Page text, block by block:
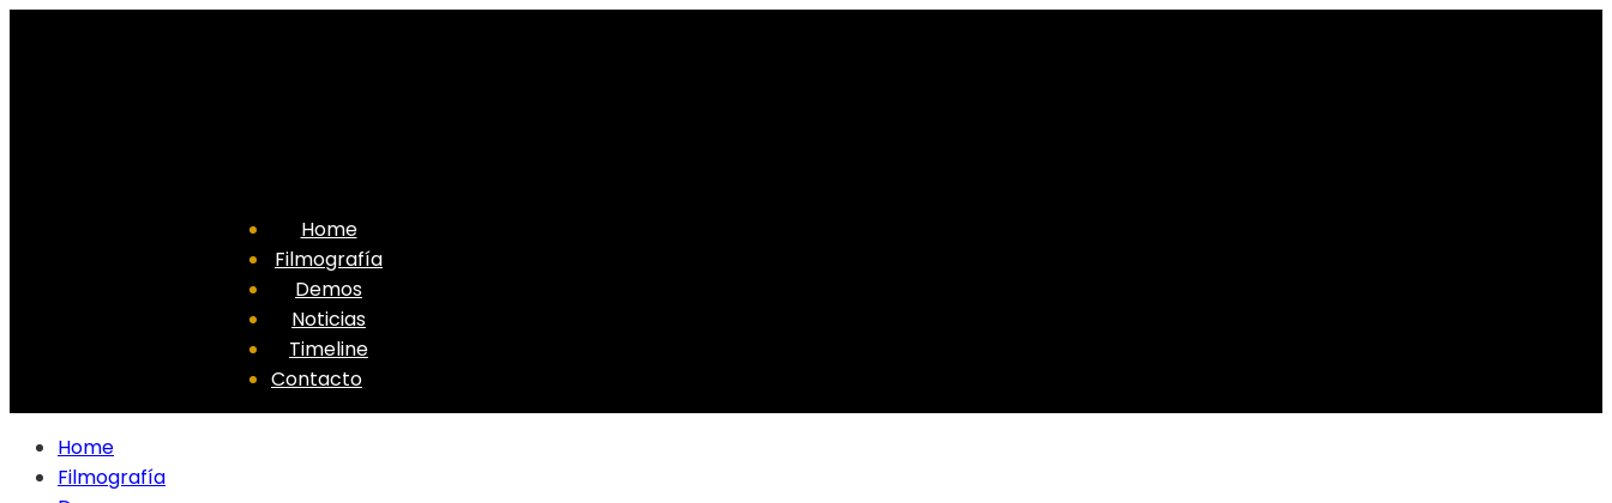
Home
Filmografía
Demos
Noticias
Timeline
Contacto
Home
Filmografía